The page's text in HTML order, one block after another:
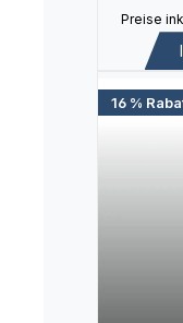
Preise
16 %